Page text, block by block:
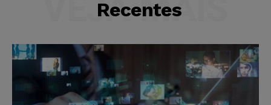
Recentes
VEJA MAIS